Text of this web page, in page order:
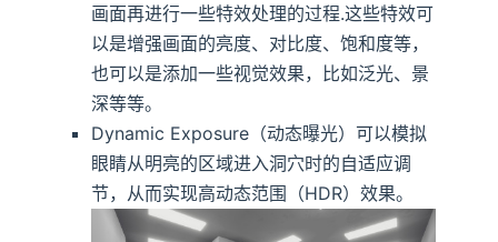
画面再进行一些特效处理的过程.这些特效可
以是增强画面的亮度、对比度、饱和度等，
也可以是添加一些视觉效果，比如泛光、景
深等等。
Dynamic Exposure（动态曝光）可以模拟
眼睛从明亮的区域进入洞穴时的自适应调
节，从而实现高动态范围（HDR）效果。